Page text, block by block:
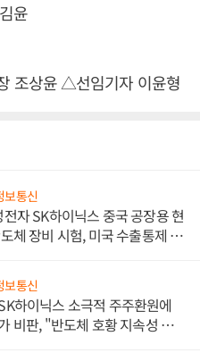
윤
조상윤 △선임기자 이윤형
보통신
자 SK하이닉스 중국 공장용 현
체 장비 시험, 미국 수출통제 대
보통신
하이닉스 소극적 주주환원에
비판, "반도체 호황 지속성 의